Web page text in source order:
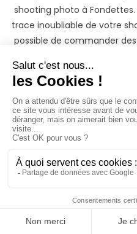
shooting photo à
trace inoubliable de votre
possible de commander
tarifs préférentiels
Trouvez
même si
le temps
votre
Faites la recherche de